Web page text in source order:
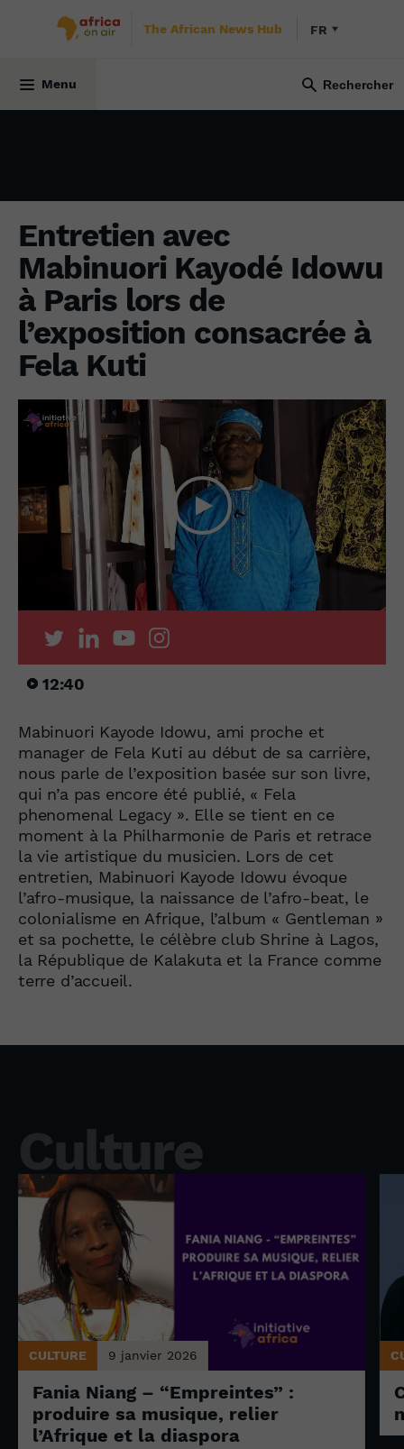
The African News Hub FR
Menu
Entretien avec
Mabinuori Kayodé Idowu
à Paris lors de
l’exposition consacrée à
Fela Kuti
12:40
Mabinuori Kayode Idowu, ami proche et
manager de Fela Kuti au début de sa carrière,
nous parle de l’exposition basée sur son livre,
qui n’a pas encore été publié, « Fela
phenomenal Legacy ». Elle se tient en ce
moment à la Philharmonie de Paris et retrace
la vie artistique du musicien. Lors de cet
entretien, Mabinuori Kayode Idowu évoque
l’afro-musique, la naissance de l’afro-beat, le
colonialisme en Afrique, l’album « Gentleman »
et sa pochette, le célèbre club Shrine à Lagos,
la République de Kalakuta et la France comme
terre d’accueil.
Culture
CULTURE 9 janvier 2026
Fania Niang – “Empreintes” :
produire sa musique, relier
l’Afrique et la diaspora